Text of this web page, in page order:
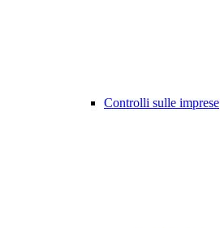
Controlli sulle imprese